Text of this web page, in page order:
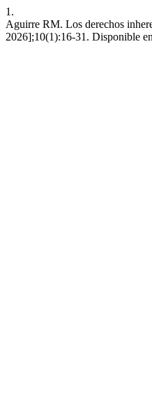
1.
Aguirre RM. Los derechos
2026];10(1):16-31. Disponible